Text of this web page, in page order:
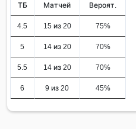
ТБ Матчей Вероят.
4.5 15 из 20 75%
5 14 из 20 70%
5.5 14 из 20 70%
6 9 из 20 45%